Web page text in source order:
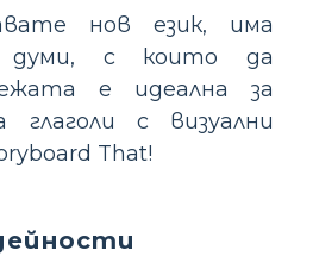
нов език, има
думи, с които да
е идеална за
глаголи с визуални
That!